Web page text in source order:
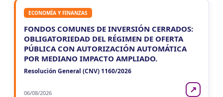
ECONOMÍA Y FINANZAS
FONDOS COMUNES DE INVERSIÓN CERRADOS:
OBLIGATORIEDAD DEL RÉGIMEN DE OFERTA
PÚBLICA CON AUTORIZACIÓN AUTOMÁTICA
POR MEDIANO IMPACTO AMPLIADO.
Resolución General (CNV) 1160/2026
06/08/2026 ↗